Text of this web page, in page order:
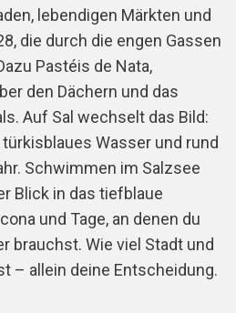
lebendigen Märkten und
die durch die engen Gassen
Pastéis de Nata,
den Dächern und das
Auf Sal wechselt das Bild:
Wasser und rund
Schwimmen im Salzsee
Blick in das tiefblaue
und Tage, an denen du
brauchst. Wie viel Stadt und
– allein deine Entscheidung.